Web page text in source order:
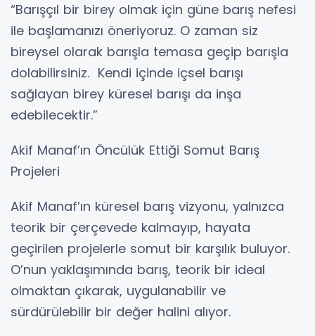
“Barışçıl bir birey olmak için güne barış nefesi
ile başlamanızı öneriyoruz. O zaman siz
bireysel olarak barışla temasa geçip barışla
dolabilirsiniz. Kendi içinde içsel barışı
sağlayan birey küresel barışı da inşa
edebilecektir.”
Akif Manaf’ın Öncülük Ettiği Somut Barış
Projeleri
Akif Manaf’ın küresel barış vizyonu, yalnızca
teorik bir çerçevede kalmayıp, hayata
geçirilen projelerle somut bir karşılık buluyor.
O’nun yaklaşımında barış, teorik bir ideal
olmaktan çıkarak, uygulanabilir ve
sürdürülebilir bir değer halini alıyor.